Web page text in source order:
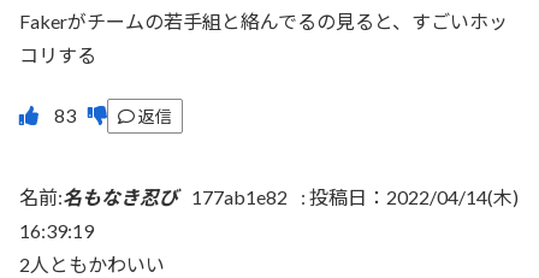
Fakerがチームの若手組と絡んでるの見ると、すごいホッ
コリする
返信
名前:名もなき忍び 177ab1e82 : 投稿日：2022/04/14(木)
16:39:19
2人ともかわいい